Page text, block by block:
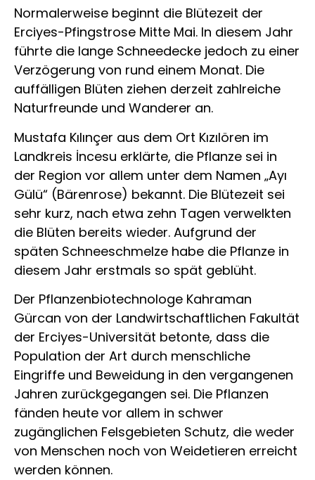
Normalerweise beginnt die Blütezeit der
Erciyes-Pfingstrose Mitte Mai. In diesem Jahr
führte die lange Schneedecke jedoch zu einer
Verzögerung von rund einem Monat. Die
auffälligen Blüten ziehen derzeit zahlreiche
Naturfreunde und Wanderer an.
Mustafa Kılınçer aus dem Ort Kızılören im
Landkreis İncesu erklärte, die Pflanze sei in
der Region vor allem unter dem Namen „Ayı
Gülü“ (Bärenrose) bekannt. Die Blütezeit sei
sehr kurz, nach etwa zehn Tagen verwelkten
die Blüten bereits wieder. Aufgrund der
späten Schneeschmelze habe die Pflanze in
diesem Jahr erstmals so spät geblüht.
Der Pflanzenbiotechnologe Kahraman
Gürcan von der Landwirtschaftlichen Fakultät
der Erciyes-Universität betonte, dass die
Population der Art durch menschliche
Eingriffe und Beweidung in den vergangenen
Jahren zurückgegangen sei. Die Pflanzen
fänden heute vor allem in schwer
zugänglichen Felsgebieten Schutz, die weder
von Menschen noch von Weidetieren erreicht
werden können.